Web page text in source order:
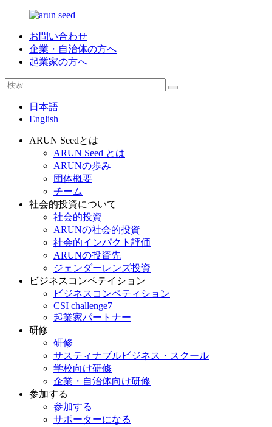
お問い合わせ
企業・自治体の方へ
起業家の方へ
日本語
English
ARUN Seedとは
ARUN Seed とは
ARUNの歩み
団体概要
チーム
社会的投資について
社会的投資
ARUNの社会的投資
社会的インパクト評価
ARUNの投資先
ジェンダーレンズ投資
ビジネスコンペテイション
ビジネスコンペティション
CSI challenge7
起業家パートナー
研修
研修
サスティナブルビジネス・スクール
学校向け研修
企業・自治体向け研修
参加する
参加する
サポーターになる